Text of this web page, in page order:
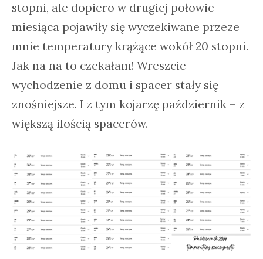
stopni, ale dopiero w drugiej połowie
miesiąca pojawiły się wyczekiwane przeze
mnie temperatury krążące wokół 20 stopni.
Jak na na to czekałam! Wreszcie
wychodzenie z domu i spacer stały się
znośniejsze. I z tym kojarzę październik – z
większą ilością spacerów.